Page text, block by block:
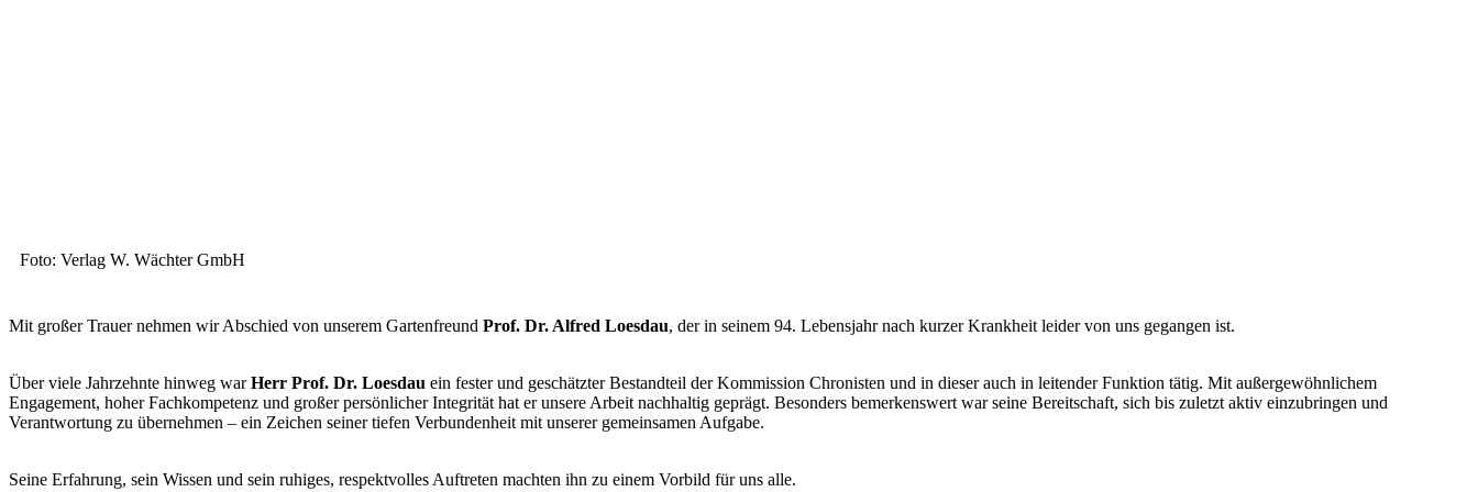
Foto: Verlag W. Wächter GmbH
Mit großer Trauer nehmen wir Abschied von unserem Gartenfreund Prof. Dr. Alfred Loesdau, der in seinem 94. Lebensjahr nach kurzer Krankheit leider von uns gegangen ist.
Über viele Jahrzehnte hinweg warHerr Prof. Dr. Loesdau ein fester und geschätzter Bestandteil der Kommission Chronisten und in dieser auch in leitender Funktion tätig. Mit außergewöhnlichem
Engagement, hoher Fachkompetenz und großer persönlicher Integrität hat er unsere Arbeit nachhaltig geprägt. Besonders bemerkenswert war seine Bereitschaft, sich bis zuletzt aktiv einzubringen und
Verantwortung zu übernehmen – ein Zeichen seiner tiefen Verbundenheit mit unserer gemeinsamen Aufgabe.
Seine Erfahrung, sein Wissen und sein ruhiges, respektvolles Auftreten machten ihn zu einem Vorbild für uns alle.